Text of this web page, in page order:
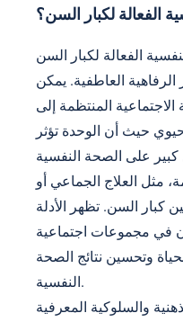
الفعالة لكبار السن؟
الفعالة لكبار السن
الرفاهية العاطفية. يمكن
المنتظمة إلى
حيث أن الوحدة تؤثر
مثل العلاج الجماعي أو
كبار السن. تظهر الأدلة
في مجموعات اجتماعية
وتحسين نتائج الصحة
النفسية.
والسلوكية المعرفية